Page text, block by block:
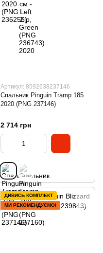
Артикул: 8592638237146
Спальник Pinguin Tramp 185
2020 (PNG 237146)
2 714 грн
ДИВИСЬ КОМПЛЕКТ
МИ РЕКОМЕНДУЄМО!